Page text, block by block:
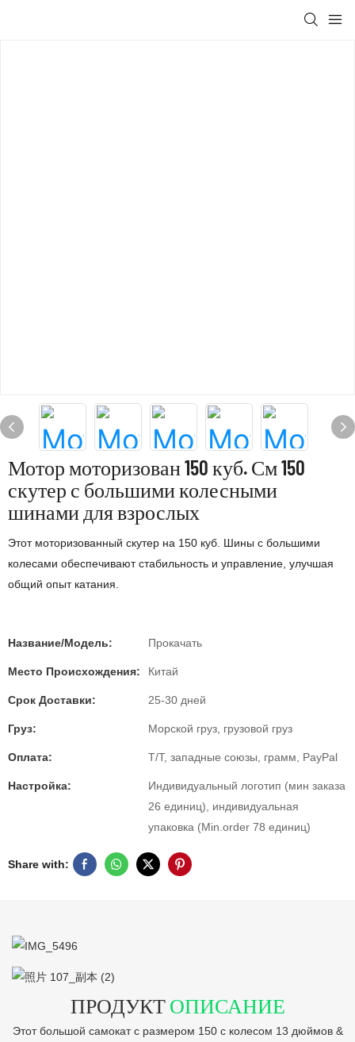
Мотор моторизован 150 куб. См 150
скутер с большими колесными
шинами для взрослых
Этот моторизованный скутер на 150 куб. Шины с большими
колесами обеспечивают стабильность и управление, улучшая
общий опыт катания.
Название/Модель: Прокачать
Место Происхождения: Китай
Срок Доставки: 25-30 дней
Груз: Морской груз, грузовой груз
Оплата: T/T, западные союзы, грамм, PayPal
Настройка:
Индивидуальный логотип (мин заказа
26 единиц), индивидуальная
упаковка (Min.order 78 единиц)
Share with:
ПРОДУКТОПИСАНИЕ
Этот большой самокат с размером 150 с колесом 13 дюймов &